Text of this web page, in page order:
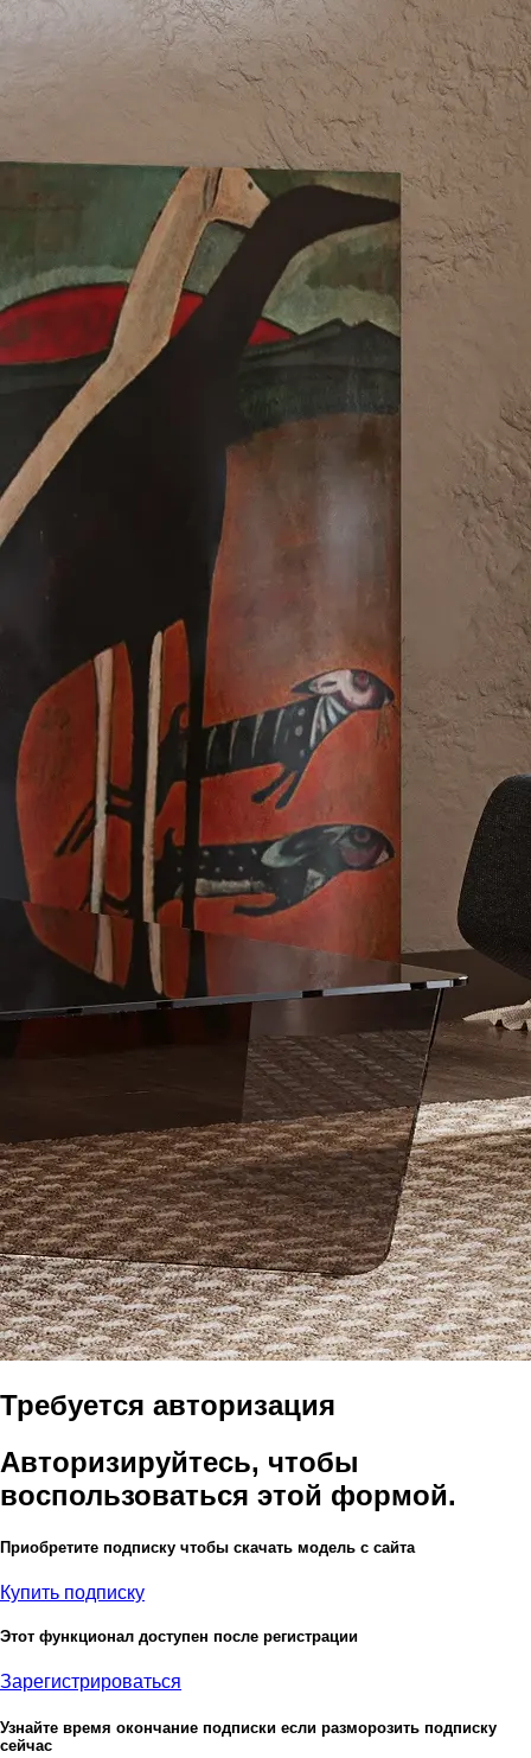
Требуется авторизация
Авторизируйтесь, чтобы
воспользоваться этой формой.
Приобретите подписку чтобы скачать модель с сайта
Купить подписку
Этот функционал доступен после регистрации
Зарегистрироваться
Узнайте время окончание подписки если разморозить подписку
сейчас